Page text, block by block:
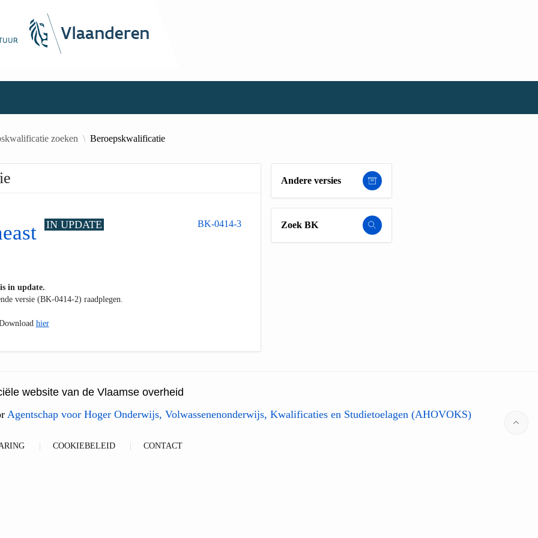
zoeken Beroepskwalificatie
BK-0414-3
IN UPDATE
in update.
versie (BK-0414-2) raadplegen.
hier
Andere versies
Zoek BK
website van de Vlaamse overheid
Agentschap voor Hoger Onderwijs, Volwassenenonderwijs, Kwalificaties en Studietoelagen (AHOVOKS)
COOKIEBELEID CONTACT